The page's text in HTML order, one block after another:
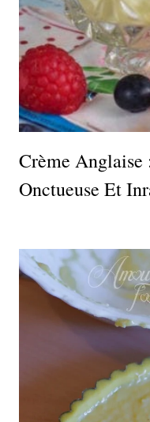
Crème Anglaise
Onctueuse Et